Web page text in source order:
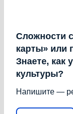
Сложности
карты» или
Знаете, как
культуры?
Напишите —